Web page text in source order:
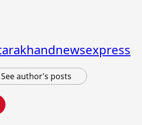
See author's posts